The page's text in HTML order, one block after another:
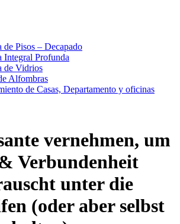
de Pisos – Decapado
Integral Profunda
de Vidrios
Alfombras
de Casas, Departamento y oficinas
vernehmen, um
Verbundenheit
unter die
(oder aber selbst